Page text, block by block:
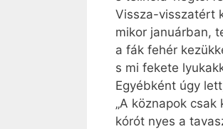
Vissza-visszatért
mikor januárban,
a fák fehér
s mi fekete
Egyébként úgy
„A köznapok
kórót nyes a